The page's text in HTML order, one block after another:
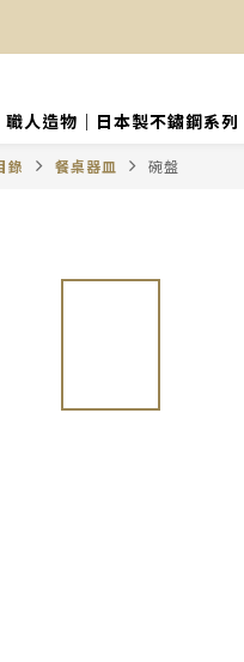
職人造物｜日本製不鏽鋼系列
錄 餐桌器皿 碗盤